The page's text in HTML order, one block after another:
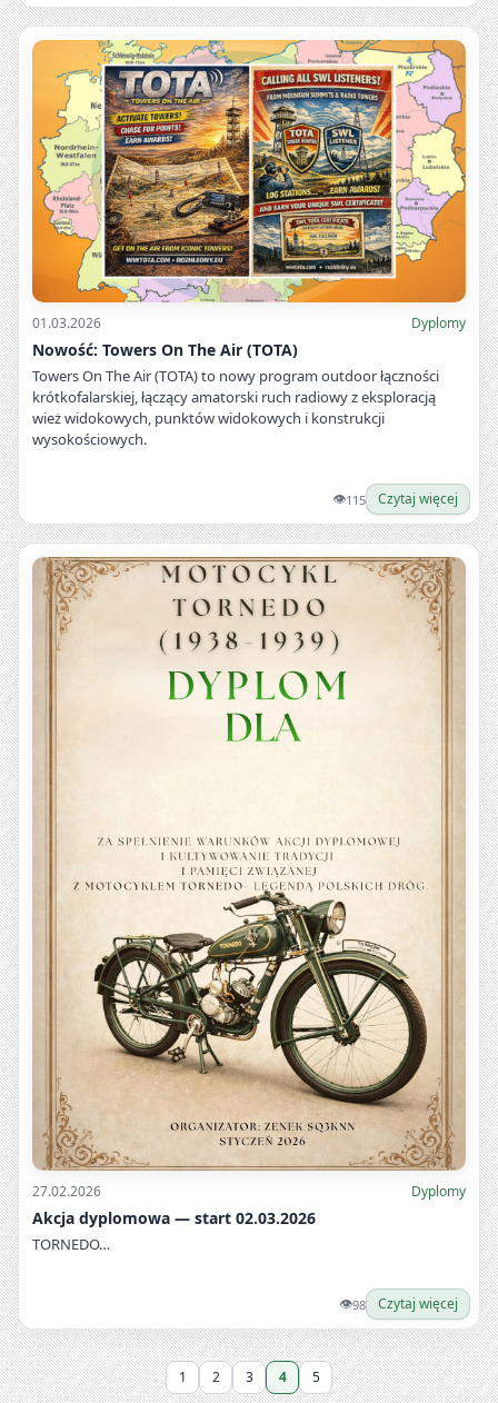
01.03.2026 Dyplomy
Nowość: Towers On The Air (TOTA)
Towers On The Air (TOTA) to nowy program outdoor łączności
krótkofalarskiej, łączący amatorski ruch radiowy z eksploracją
wież widokowych, punktów widokowych i konstrukcji
wysokościowych.
👁115 Czytaj więcej
27.02.2026 Dyplomy
Akcja dyplomowa — start 02.03.2026
TORNEDO…
👁98 Czytaj więcej
1 2 3 4 5